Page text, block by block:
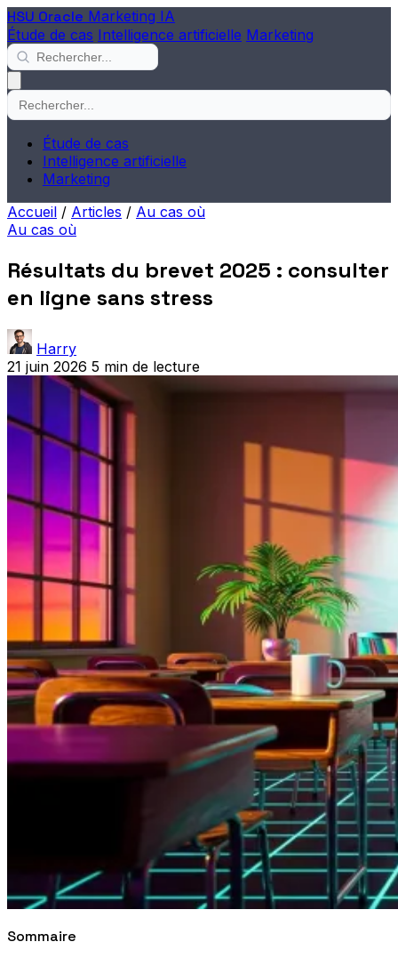
HSU Oracle Marketing IA
Étude de cas Intelligence artificielle Marketing
Étude de cas
Intelligence artificielle
Marketing
Accueil / Articles / Au cas où
Au cas où
Résultats du brevet 2025 : consulter
en ligne sans stress
Harry
21 juin 2026 5 min de lecture
Sommaire